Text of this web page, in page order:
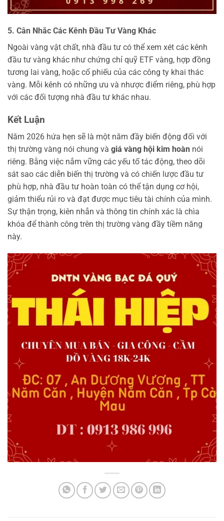
5. Cân Nhắc Các Kênh Đầu Tư Vàng Khác
Ngoài vàng vật chất, nhà đầu tư có thể xem xét các kênh
đầu tư vàng khác như chứng chỉ quỹ ETF vàng, hợp đồng
tương lai vàng, hoặc cổ phiếu của các công ty khai thác
vàng. Mỗi kênh có những ưu và nhược điểm riêng, phù hợp
với các đối tượng nhà đầu tư khác nhau.
Kết Luận
Năm 2026 hứa hẹn sẽ là một năm đầy biến động đối với
thị trường vàng nói chung và giá vàng hội kim hoàn nói
riêng. Bằng việc nắm vững các yếu tố tác động, theo dõi
sát sao các diễn biến thị trường và có chiến lược đầu tư
phù hợp, nhà đầu tư hoàn toàn có thể tận dụng cơ hội,
giảm thiểu rủi ro và đạt được mục tiêu tài chính của mình.
Sự thận trọng, kiên nhẫn và thông tin chính xác là chìa
khóa để thành công trên thị trường vàng đầy tiềm năng
này.